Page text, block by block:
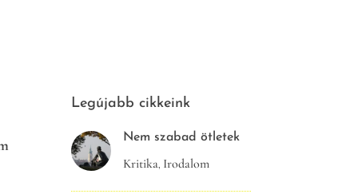
Legújabb cikkeink
Nem szabad ötletek
Kritika, Irodalom